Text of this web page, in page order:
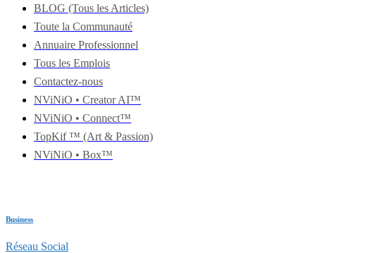
BLOG (Tous les Articles)
Toute la Communauté
Annuaire Professionnel
Tous les Emplois
Contactez-nous
NViNiO • Creator AI™
NViNiO • Connect™
TopKif ™ (Art & Passion)
NViNiO • Box™
Business
Réseau Social